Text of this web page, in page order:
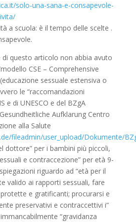
solo-una-sana-e-consapevole-
a scuola: è il tempo delle scelte .
di questo articolo non abbia avuto
CSE – Comprehensive
sessuale estensiva o
le “raccomandazioni
e di UNESCO e del BZgA
Aufklarung Centro
alla Salute
fileadmin/user_upload/Dokumente/
dottore” per i bambini più piccoli,
e contraccezione” per età 9-
riguardo ad “età per il
valido ai rapporti sessuali, fare
e gratificanti; procurarsi e
preservativi e contraccettivi i”
“gravidanza